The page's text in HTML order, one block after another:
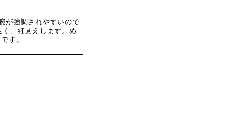
が強調されやすいので
、細見えします。め
す。